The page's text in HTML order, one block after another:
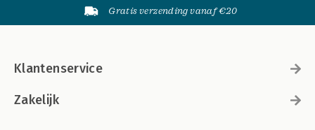
Gratis verzending vanaf €20
Klantenservice
Zakelijk